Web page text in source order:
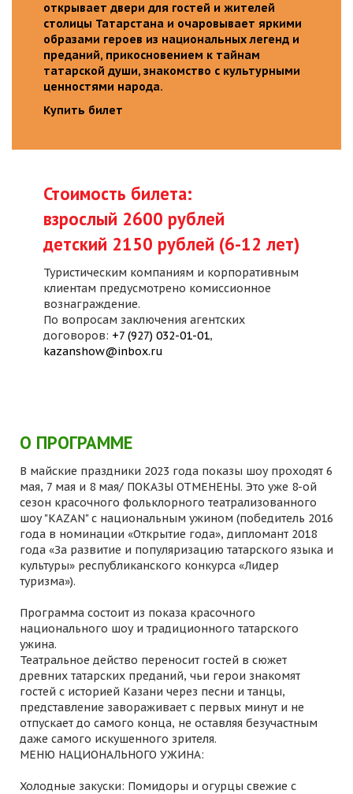
открывает двери для гостей и жителей
столицы Татарстана и очаровывает яркими
образами героев из национальных легенд и
преданий, прикосновением к тайнам
татарской души, знакомство с культурными
ценностями народа.
Купить билет
Стоимость билета:
взрослый 2600 рублей
детский 2150 рублей (6-12 лет)
Туристическим компаниям и корпоративным
клиентам предусмотрено комиссионное
вознаграждение.
По вопросам заключения агентских
договоров: +7 (927) 032-01-01,
kazanshow@inbox.ru
О ПРОГРАММЕ
В майские праздники 2023 года показы шоу проходят 6
мая, 7 мая и 8 мая/ ПОКАЗЫ ОТМЕНЕНЫ. Это уже 8-ой
сезон красочного фольклорного театрализованного
шоу "KAZAN" с национальным ужином (победитель 2016
года в номинации «Открытие года», дипломант 2018
года «За развитие и популяризацию татарского языка и
культуры» республиканского конкурса «Лидер
туризма»).
Программа состоит из показа красочного
национального шоу и традиционного татарского
ужина.
Театральное действо переносит гостей в сюжет
древних татарских преданий, чьи герои знакомят
гостей с историей Казани через песни и танцы,
представление завораживает с первых минут и не
отпускает до самого конца, не оставляя безучастным
даже самого искушенного зрителя.
МЕНЮ НАЦИОНАЛЬНОГО УЖИНА:
Холодные закуски: Помидоры и огурцы свежие с